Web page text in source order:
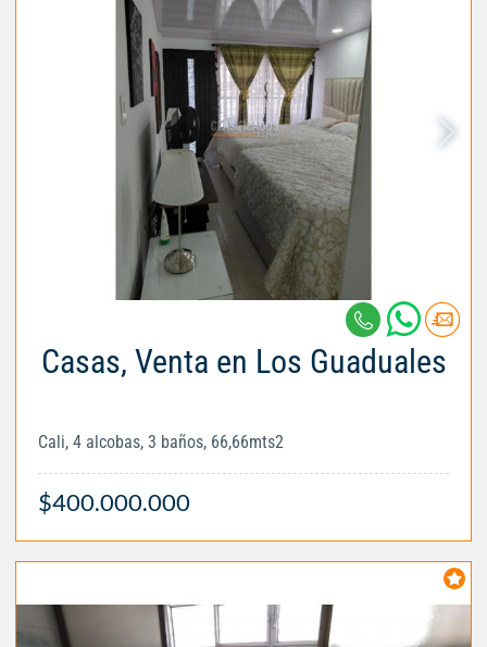
Casas, Venta en Los Guaduales
Cali, 4 alcobas, 3 baños, 66,66mts2
$400.000.000